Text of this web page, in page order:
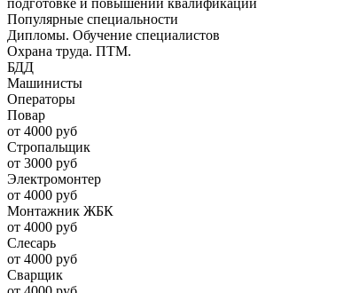
подготовке и повышении квалификации
Популярные специальности
Дипломы. Обучение специалистов
Охрана труда. ПТМ.
БДД
Машинисты
Операторы
Повар
от 4000 руб
Стропальщик
от 3000 руб
Электромонтер
от 4000 руб
Монтажник ЖБК
от 4000 руб
Слесарь
от 4000 руб
Сварщик